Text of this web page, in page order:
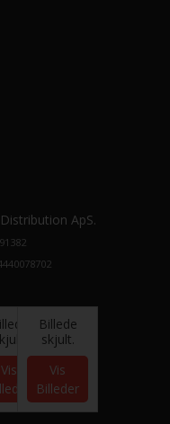
ApS.
Vis
Billede
skjult.
Vis
Billeder